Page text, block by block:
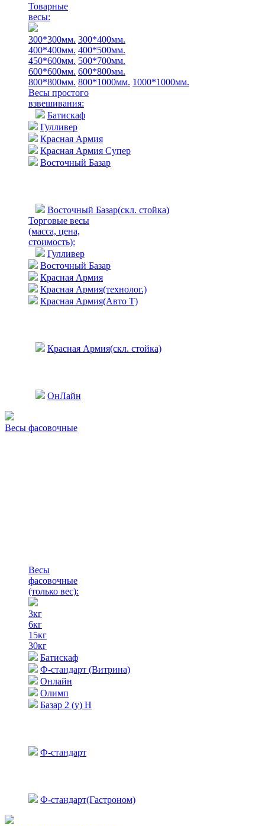
Товарные
весы:
300*300мм. 300*400мм.
400*400мм. 400*500мм.
450*600мм. 500*700мм.
600*600мм. 600*800мм.
800*800мм. 800*1000мм. 1000*1000мм.
Весы простого
взвешивания:
Батискаф
Гулливер
Красная Армия
Красная Армия Супер
Восточный Базар
Восточный Базар(скл. стойка)
Торговые весы
(масса, цена,
стоимость):
Гулливер
Восточный Базар
Красная Армия
Красная Армия(технолог.)
Красная Армия(Авто Т)
Красная Армия(скл. стойка)
ОнЛайн
Весы фасовочные
Весы
фасовочные
(только вес):
3кг
6кг
15кг
30кг
Батискаф
Ф-стандарт (Витрина)
Онлайн
Олимп
Базар 2 (у) Н
Ф-стандарт
Ф-стандарт(Гастроном)